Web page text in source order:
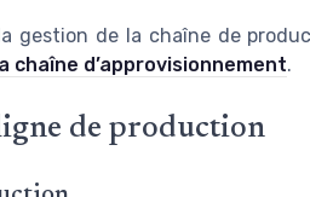
gestion de la chaîne de
chaîne d’approvisionnement.
de production